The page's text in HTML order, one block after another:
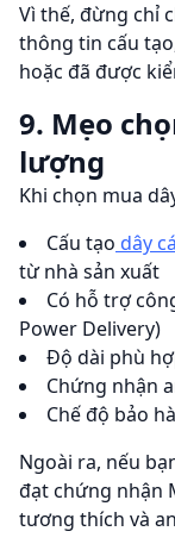
Vì thế, đừng chỉ
thông tin cấu
hoặc đã được
9. Mẹo
lượng
Khi chọn mua
Cấu tạo dây
từ nhà sản xuất
Có hỗ trợ
Power Delivery)
Độ dài phù
Chứng nhận
Chế độ bảo
Ngoài ra, nếu
đạt chứng nhận
tương thích và